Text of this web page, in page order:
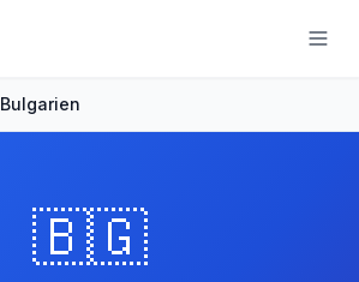
Bulgarien
🇧🇬